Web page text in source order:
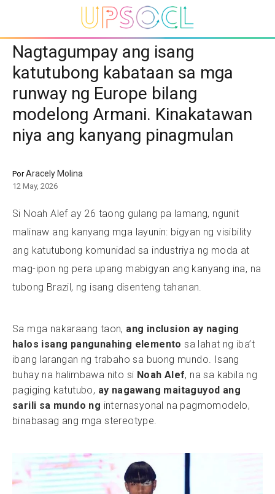
Nagtagumpay ang isang
katutubong kabataan sa mga
runway ng Europe bilang
modelong Armani. Kinakatawan
niya ang kanyang pinagmulan
PorAracely Molina
12 May, 2026
Si Noah Alef ay 26 taong gulang pa lamang, ngunit
malinaw ang kanyang mga layunin: bigyan ng visibility
ang katutubong komunidad sa industriya ng moda at
mag-ipon ng pera upang mabigyan ang kanyang ina, na
tubong Brazil, ng isang disenteng tahanan.
Sa mga nakaraang taon, ang inclusion ay naging
halos isang pangunahing elemento sa lahat ng iba’t
ibang larangan ng trabaho sa buong mundo. Isang
buhay na halimbawa nito si Noah Alef, na sa kabila ng
pagiging katutubo, ay nagawang maitaguyod ang
sarili sa mundo ng internasyonal na pagmomodelo,
binabasag ang mga stereotype.